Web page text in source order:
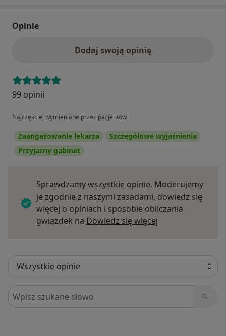
Opinie
Dodaj swoją opinię
99 opinii
Najczęściej wymieniane przez pacjentów
Zaangażowanie lekarza
Szczegółowe wyjaśnienia
Przyjazny gabinet
Sprawdzamy wszystkie opinie. Moderujemy
je zgodnie z naszymi zasadami, dowiedz się
więcej o opiniach i sposobie obliczania
gwiazdek na Dowiedz się więcej
Szukaj w opiniach